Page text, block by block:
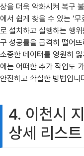
상을 더욱 악화시켜 복구
에서 쉽게 찾을 수 있는 ‘
로 설치하고 실행하는 행
구 성공률을 급격히 떨어
소중한 데이터를 영원히
에는 어떠한 추가 작업도
안전하고 확실한 방법입니
4. 이천시
상세 리스트